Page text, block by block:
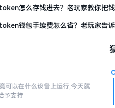
怎么存钱进去？老玩家教你把
钱包手续费怎么省？老玩家告
可以在什么设备上运行,今天就
予支持